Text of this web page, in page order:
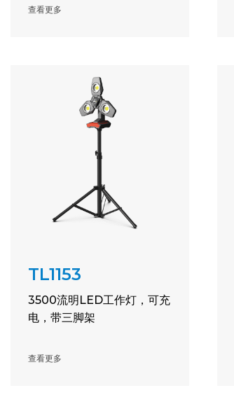
查看更多
TL1153
3500流明LED工作灯，可充
电，带三脚架
查看更多